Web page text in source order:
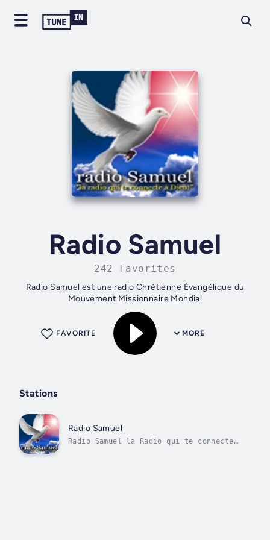
Radio Samuel
242 Favorites
Radio Samuel est une radio Chrétienne Évangélique du
Mouvement Missionnaire Mondial
MORE
FAVORITE
Stations
Radio Samuel
Radio Samuel la Radio qui te connecte